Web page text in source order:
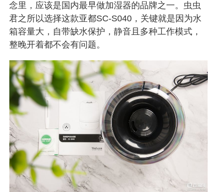
念里，应该是国内最早做加湿器的品牌之一。虫虫
君之所以选择这款亚都SC-S040，关键就是因为水
箱容量大，自带缺水保护，静音且多种工作模式，
整晚开着都不会有问题。